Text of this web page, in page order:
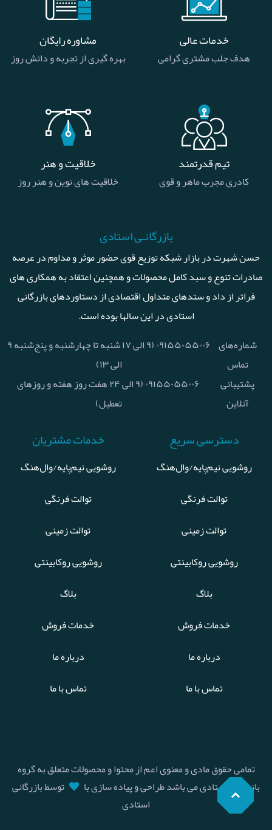
خدمات عالی
هدف جلب مشتری گرامی
مشاوره رایگان
بهره گیری از تجربه و دانش روز
تیم قدرتمند
کادری مجرب ماهر و قوی
خلاقیت و هنر
خلاقیت های نوین و هنر روز
بازرگانـی استادی
حسن شهرت در بازار شبکه توزیع قوی حضور موثر و مداوم در عرصه
صادرات تنوع و سبد کامل محصولات و همچنین اعتقاد به همکاری های
فراتر از داد و ستدهای متداول اقتصادی از دستاوردهای بازرگانی
استادی در این سالها بوده است.
شماره‌های
تماس
۰۹۱۵۵۰۵۵۰۰۶ (۹ الی ۱۷ شنبه تا چهارشنبه و پنج‌شنبه ۹
الی ۱۳)
پشتیبانی
آنلاین
۰۹۱۵۵۰۵۵۰۰۶ (۹ الی ۲۴ هفت روز هفته و روزهای
تعطیل)
دسترسی سریع
روشویی نیم‌پایه/وال‌هنگ
توالت فرنگی
توالت زمینی
روشویی روکابینتی
بلاگ
خدمات فروش
درباره ما
تماس با ما
خدمات مشتریان
روشویی نیم‌پایه/وال‌هنگ
توالت فرنگی
توالت زمینی
روشویی روکابینتی
بلاگ
خدمات فروش
درباره ما
تماس با ما
تمامی حقوق مادی و معنوی اعم از محتوا و محصولات متعلق به گروه
بازرگانی استادی می باشد طراحی و پیاده سازی با
توسط بازرگانی
استادی